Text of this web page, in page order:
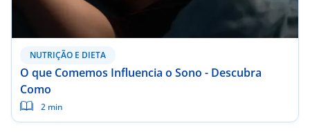
NUTRIÇÃO E DIETA
O que Comemos Influencia o Sono - Descubra
Como
2 min